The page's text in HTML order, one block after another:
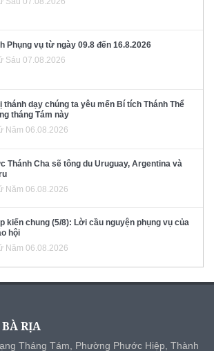
Phụng vụ từ ngày 09.8 đến 16.8.2026
Sáu 07.08.2026
thánh dạy chúng ta yêu mến Bí tích Thánh Thể
tháng Tám này
Năm 06.08.2026
Thánh Cha sẽ tông du Uruguay, Argentina và
Năm 06.08.2026
kiến chung (5/8): Lời cầu nguyện phụng vụ của
hội
Năm 06.08.2026
RỊA
Tháng Tám, Phường Phước Hiệp, Thành